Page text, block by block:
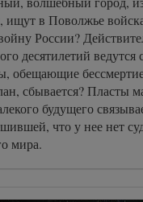
ищут в Поволжье
России?
десятилетий ведутся
обещающие
сбывается? Пласты
будущего
что у нее нет
мира.